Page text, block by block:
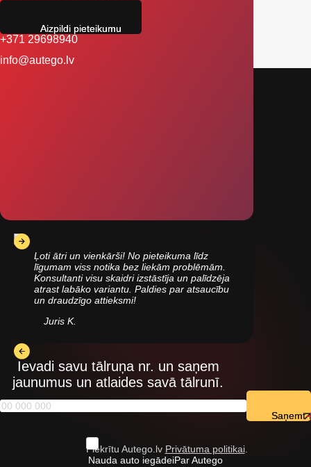
+371 29698940
info@autego.lv
Ļoti ātri un vienkārši! No pieteikuma līdz
līgumam viss notika bez liekām problēmām.
Konsultanti visu skaidri izstāstīja un palīdzēja
atrast labāko variantu. Paldies par atsaucību
un draudzīgo attieksmi!
Juris K.
Ievadi savu tālruņa nr. un saņem
jaunumus un atlaides savā tālrunī.
Piekrītu Autego.lv Privātuma politikai.
Nauda auto iegādeiPar Autego